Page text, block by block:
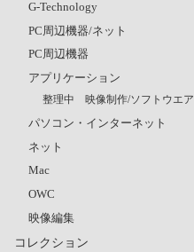
G-Technology
PC周辺機器/ネット
PC周辺機器
アプリケーション
整理中 映像制作/ソフトウエア
パソコン・インターネット
ネット
Mac
OWC
映像編集
コレクション